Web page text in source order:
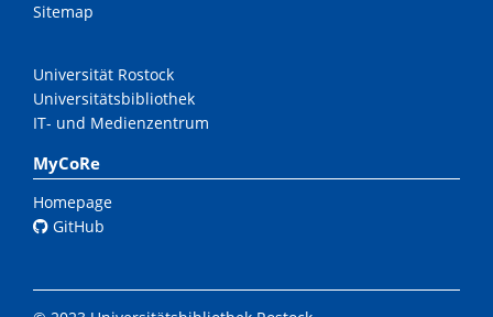
Sitemap
Universität Rostock
Universitätsbibliothek
IT- und Medienzentrum
MyCoRe
Homepage
GitHub